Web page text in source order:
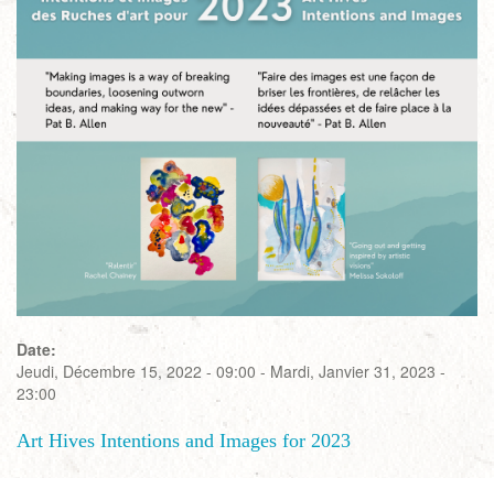
Date:
Jeudi, Décembre 15, 2022 - 09:00 - Mardi, Janvier 31, 2023 -
23:00
Art Hives Intentions and Images for 2023